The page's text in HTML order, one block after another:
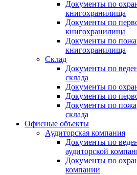
Документы по
книгохранилища
Документы по
книгохранилища
Документы по
книгохранилища
Склад
Документы по
склада
Документы по
Документы по
Документы по
склада
Офисные объекты
Аудиторская компания
Документы по
аудиторской
Документы по
компании